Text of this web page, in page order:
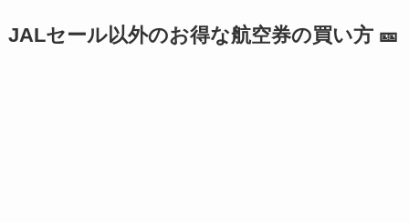
JALセール以外のお得な航空券の買い方 🎫